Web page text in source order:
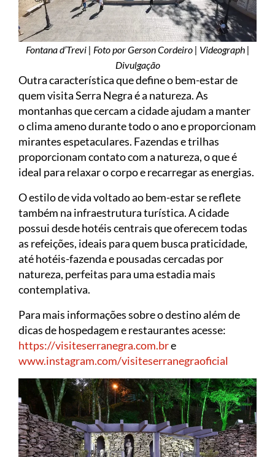
Fontana d’Trevi | Foto por Gerson Cordeiro | Videograph |
Divulgação
Outra característica que define o bem-estar de
quem visita Serra Negra é a natureza. As
montanhas que cercam a cidade ajudam a manter
o clima ameno durante todo o ano e proporcionam
mirantes espetaculares. Fazendas e trilhas
proporcionam contato com a natureza, o que é
ideal para relaxar o corpo e recarregar as energias.
O estilo de vida voltado ao bem-estar se reflete
também na infraestrutura turística. A cidade
possui desde hotéis centrais que oferecem todas
as refeições, ideais para quem busca praticidade,
até hotéis-fazenda e pousadas cercadas por
natureza, perfeitas para uma estadia mais
contemplativa.
Para mais informações sobre o destino além de
dicas de hospedagem e restaurantes acesse:
https://visiteserranegra.com.bre
www.instagram.com/visiteserranegraoficial